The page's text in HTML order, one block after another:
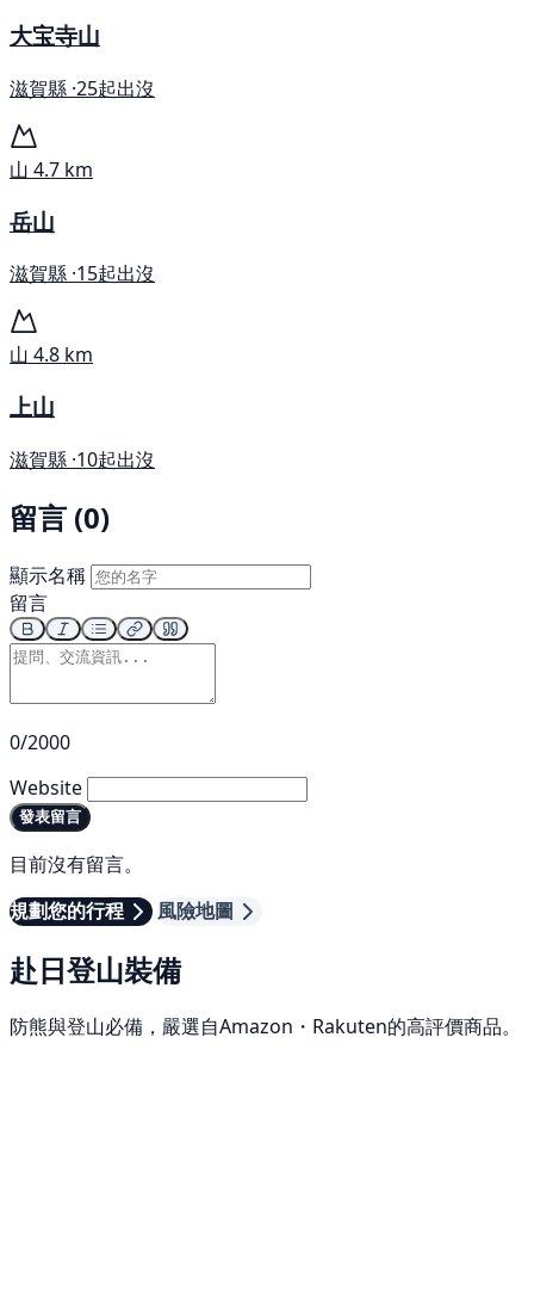
大宝寺山
滋賀縣 ·25起出沒
山 4.7 km
岳山
滋賀縣 ·15起出沒
山 4.8 km
上山
滋賀縣 ·10起出沒
留言 (0)
顯示名稱
留言
0/2000
Website
發表留言
目前沒有留言。
規劃您的行程
風險地圖
赴日登山裝備
防熊與登山必備，嚴選自Amazon・Rakuten的高評價商品。